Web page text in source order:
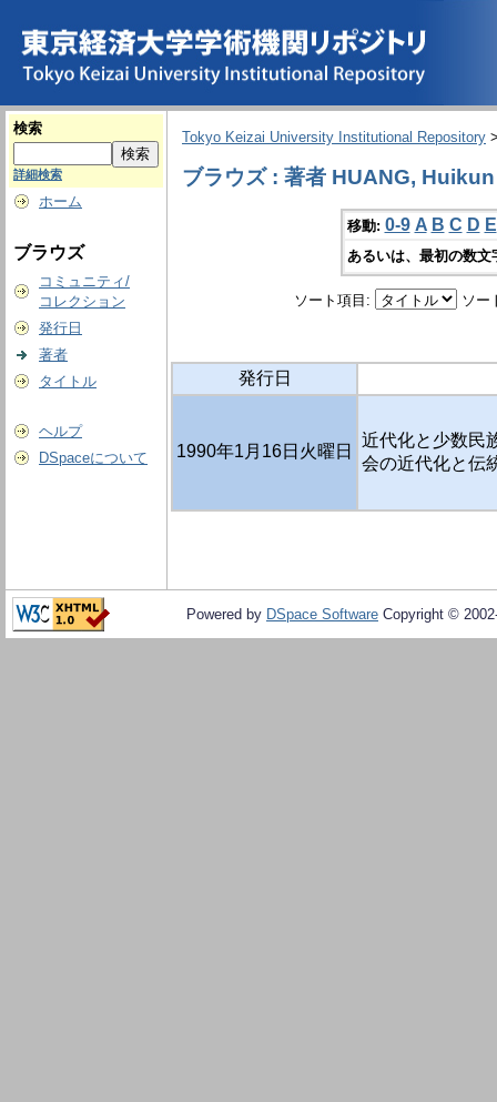
検索
詳細検索
ホーム
ブラウズ
コミュニティ/
コレクション
発行日
著者
タイトル
ヘルプ
DSpaceについて
Tokyo Keizai University Institutional Repository
ブラウズ : 著者 HUANG, Huikun
移動: 0-9 A B C D E
あるいは、最初の数
ソート項目: ソー
発行日
1990年1月16日火曜日
近代化と少数民
会の近代化と伝
Powered by DSpace Software Copyright ©